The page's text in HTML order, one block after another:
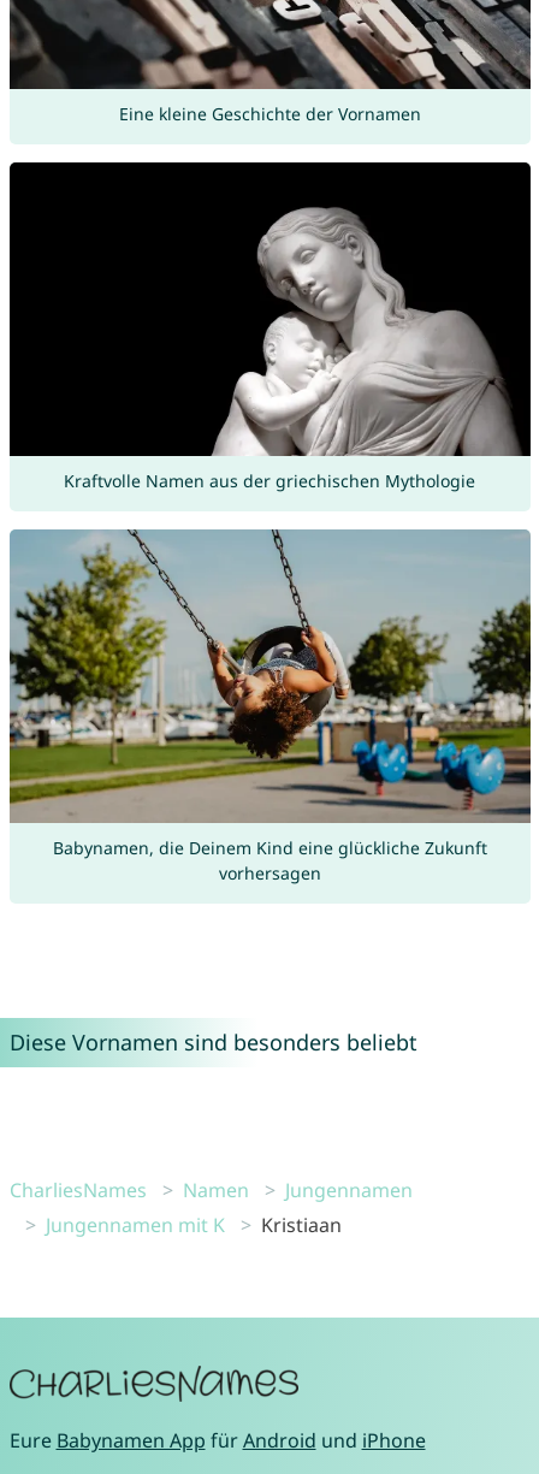
Eine kleine Geschichte der Vornamen
Kraftvolle Namen aus der griechischen Mythologie
Babynamen, die Deinem Kind eine glückliche Zukunft
vorhersagen
Diese Vornamen sind besonders beliebt
CharliesNames Namen
Jungennamen
Jungennamen mit K
Kristiaan
Eure Babynamen App fürAndroid und iPhone